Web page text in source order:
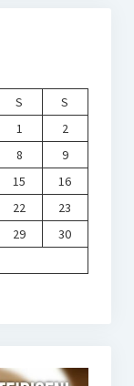
S
S
1
2
8
9
15
16
22
23
29
30